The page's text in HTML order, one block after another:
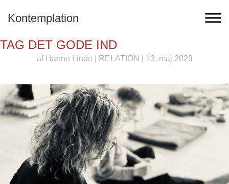
Kontemplation
TAG DET GODE IND
af Hanne Linde RELATION | 13. maj 2023